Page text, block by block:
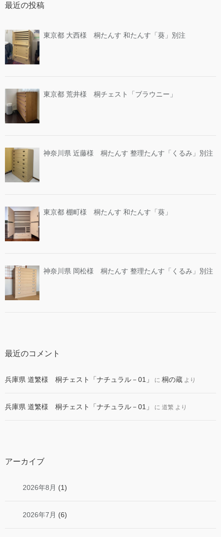
最近の投稿
東京都 大西様 桐たんす 和たんす「葵」別注
東京都 荒井様 桐チェスト「ブラウニー」
神奈川県 近藤様 桐たんす 整理たんす「くるみ」別注
東京都 棚町様 桐たんす 和たんす「葵」
神奈川県 岡松様 桐たんす 整理たんす「くるみ」別注
最近のコメント
兵庫県 道繁様 桐チェスト「ナチュラル－01」 に 桐の蔵 より
兵庫県 道繁様 桐チェスト「ナチュラル－01」 に 道繁 より
アーカイブ
2026年8月 (1)
2026年7月 (6)